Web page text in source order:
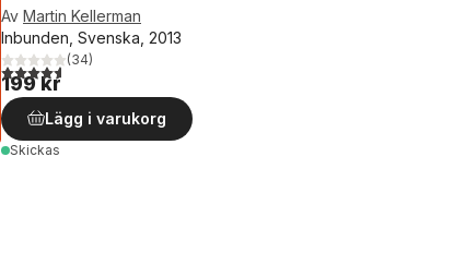
Av Martin Kellerman
Inbunden, Svenska, 2013
4,6utav 5 stjärnor. Totalt antal röster:
(34)
199 kr
Lägg i varukorg
Skickas